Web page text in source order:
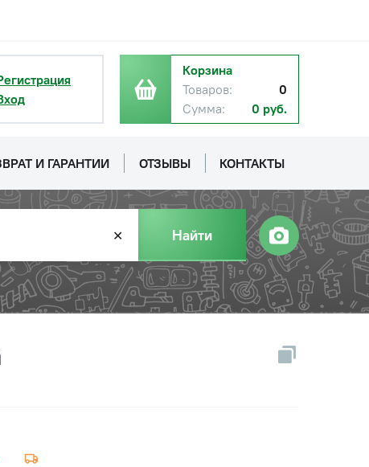
Корзина
Товаров:
0
Сумма:
0 руб.
И ГАРАНТИИ ОТЗЫВЫ КОНТАКТЫ
✕ Найти